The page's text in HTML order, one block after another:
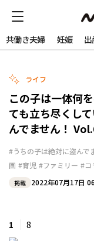
共働き夫婦 妊娠
ライフ
この子は一体何
ても立ち尽くし
んでません！
#うちの子は絶対に盗んで
画 #育児 #ファミリー #コ
掲載 2022年07月17日
1 8